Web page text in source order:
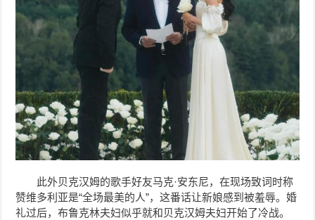
此外贝克汉姆的歌手好友马克·安东尼，在现场致词时称
赞维多利亚是“全场最美的人”，这番话让新娘感到被羞辱。婚
礼过后，布鲁克林夫妇似乎就和贝克汉姆夫妇开始了冷战。